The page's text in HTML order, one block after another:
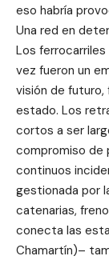
eso habría
Una red en
Los
vez fueron un
visión de futuro,
estado. Los
cortos a ser
compromiso de
continuos
gestionada por
catenarias,
conecta las
Chamartín)–